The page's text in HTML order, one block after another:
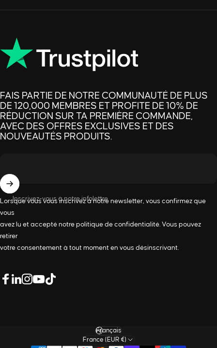
FAIS PARTIE DE NOTRE COMMUNAUTÉ DE PLUS
DE 120,000 MEMBRES ET PROFITE DE 10% DE
RÉDUCTION SUR TA PREMIÈRE COMMANDE,
AVEC DES OFFRES EXCLUSIVES ET DES
NOUVEAUTÉS PRODUITS.
Inscrivez-vous à notre infolettre
Lorsque vous vous inscrivez à notre newsletter, vous confirmez que
vous
avez lu et accepté notre politique de confidentialité . Vous pouvez
retirer
votre consentement à tout moment en vous désinscrivant.
Langue
France (EUR €)